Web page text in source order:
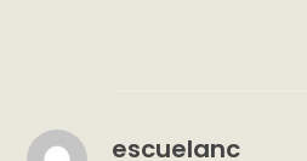
escuelanc